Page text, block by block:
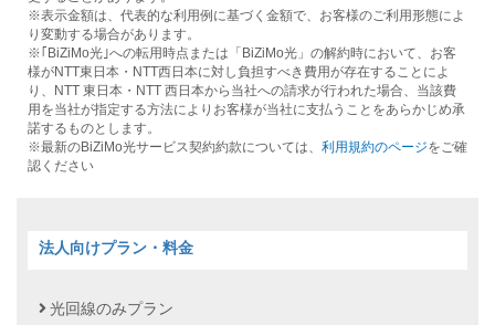
※表示金額は、代表的な利用例に基づく金額で、お客様のご利用形態によ
り変動する場合があります。
※｢BiZiMo光｣への転用時点または「BiZiMo光」の解約時において、お客
様がNTT東日本・NTT西日本に対し負担すべき費用が存在することによ
り、NTT 東日本・NTT 西日本から当社への請求が行われた場合、当該費
用を当社が指定する方法によりお客様が当社に支払うことをあらかじめ承
諾するものとします。
※最新のBiZiMo光サービス契約約款については、 利用規約のページをご確
認ください
法人向けプラン・料金
光回線のみプラン